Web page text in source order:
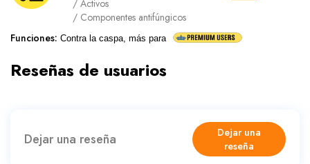
/ Activos
/ Componentes antifúngicos
Funciones: Contra la caspa, más para
Reseñas de usuarios
Dejar una reseña
Dejar una
reseña